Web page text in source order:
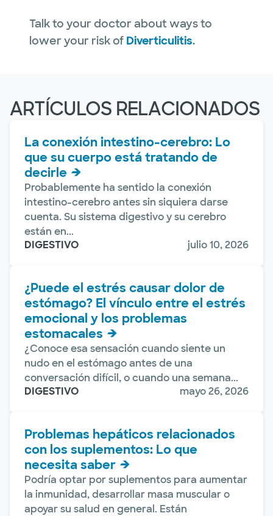
Talk to your doctor about ways to
lower your risk of Diverticulitis.
ARTÍCULOS RELACIONADOS
La conexión intestino-cerebro: Lo
que su cuerpo está tratando de
decirle
Probablemente ha sentido la conexión
intestino-cerebro antes sin siquiera darse
cuenta. Su sistema digestivo y su cerebro
están en...
DIGESTIVO
julio 10, 2026
¿Puede el estrés causar dolor de
estómago? El vínculo entre el estrés
emocional y los problemas
estomacales
¿Conoce esa sensación cuando siente un
nudo en el estómago antes de una
conversación difícil, o cuando una semana...
DIGESTIVO
mayo 26, 2026
Problemas hepáticos relacionados
con los suplementos: Lo que
necesita saber
Podría optar por suplementos para aumentar
la inmunidad, desarrollar masa muscular o
apoyar su salud en general. Están